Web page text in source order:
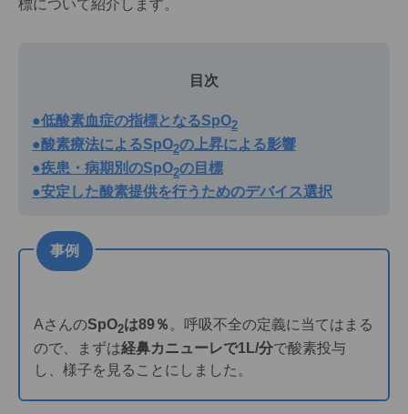
標について紹介します。
目次
●低酸素血症の指標となるSpO2
●酸素療法によるSpO2の上昇による影響
●疾患・病期別のSpO2の目標
●安定した酸素提供を行うためのデバイス選択
事例
AさんのSpO2は89％ 。呼吸不全の定義に当てはまる
ので、まずは経鼻カニューレで1L/分で酸素投与
し、様子を見ることにしました。